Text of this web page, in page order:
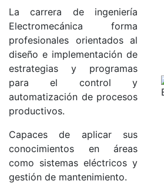
La carrera de ingeniería
Electromecánica forma
profesionales orientados al
diseño e implementación de
estrategias y programas
para el control y
automatización de procesos
productivos.
Capaces de aplicar sus
conocimientos en áreas
como sistemas eléctricos y
gestión de mantenimiento.